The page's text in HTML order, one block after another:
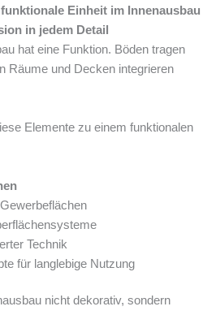
Einheit im Innenausbau
in jedem Detail
hat eine Funktion. Böden tragen
Räume und Decken integrieren
Elemente zu einem funktionalen
Technik
für langlebige Nutzung
nicht dekorativ, sondern